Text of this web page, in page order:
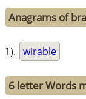
Anagrams of
1). wirable
6 letter Words